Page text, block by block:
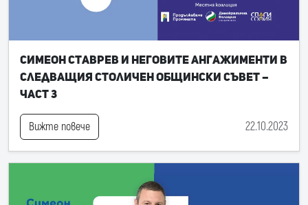
Симеон Ставрев и неговите ангажименти в
следващия Столичен общински съвет –
част 3
Вижте повече 22.10.2023